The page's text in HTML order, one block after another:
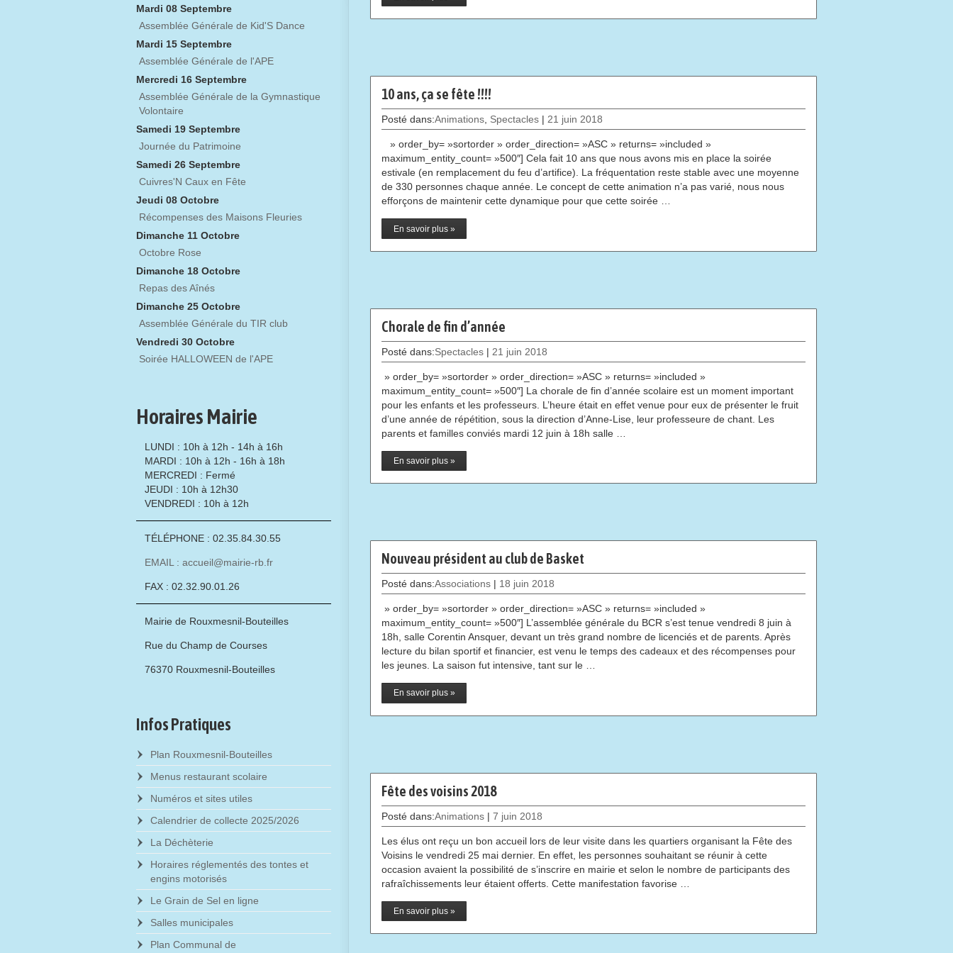
10 ans, ça se fête !!!!
Posté dans:Animations, Spectacles | 21 juin 2018
» order_by= »sortorder » order_direction= »ASC » returns= »included »
maximum_entity_count= »500″] Cela fait 10 ans que nous avons mis en place la soirée
estivale (en remplacement du feu d’artifice). La fréquentation reste stable avec une moyenne
de 330 personnes chaque année. Le concept de cette animation n’a pas varié, nous nous
efforçons de maintenir cette dynamique pour que cette soirée …
En savoir plus »
Chorale de fin d’année
Posté dans:Spectacles | 21 juin 2018
» order_by= »sortorder » order_direction= »ASC » returns= »included »
maximum_entity_count= »500″] La chorale de fin d’année scolaire est un moment important
pour les enfants et les professeurs. L’heure était en effet venue pour eux de présenter le fruit
d’une année de répétition, sous la direction d’Anne-Lise, leur professeure de chant. Les
parents et familles conviés mardi 12 juin à 18h salle …
En savoir plus »
Nouveau président au club de Basket
Posté dans:Associations | 18 juin 2018
» order_by= »sortorder » order_direction= »ASC » returns= »included »
maximum_entity_count= »500″] L’assemblée générale du BCR s’est tenue vendredi 8 juin à
18h, salle Corentin Ansquer, devant un très grand nombre de licenciés et de parents. Après
lecture du bilan sportif et financier, est venu le temps des cadeaux et des récompenses pour
les jeunes. La saison fut intensive, tant sur le …
En savoir plus »
Fête des voisins 2018
Posté dans:Animations | 7 juin 2018
Les élus ont reçu un bon accueil lors de leur visite dans les quartiers organisant la Fête des
Voisins le vendredi 25 mai dernier. En effet, les personnes souhaitant se réunir à cette
occasion avaient la possibilité de s’inscrire en mairie et selon le nombre de participants des
rafraîchissements leur étaient offerts. Cette manifestation favorise …
En savoir plus »
Mardi 08 Septembre
Assemblée Générale de Kid'S Dance
Mardi 15 Septembre
Assemblée Générale de l'APE
Mercredi 16 Septembre
Assemblée Générale de la Gymnastique
Volontaire
Samedi 19 Septembre
Journée du Patrimoine
Samedi 26 Septembre
Cuivres'N Caux en Fête
Jeudi 08 Octobre
Récompenses des Maisons Fleuries
Dimanche 11 Octobre
Octobre Rose
Dimanche 18 Octobre
Repas des Aînés
Dimanche 25 Octobre
Assemblée Générale du TIR club
Vendredi 30 Octobre
Soirée HALLOWEEN de l'APE
Horaires Mairie
LUNDI : 10h à 12h - 14h à 16h
MARDI : 10h à 12h - 16h à 18h
MERCREDI : Fermé
JEUDI : 10h à 12h30
VENDREDI : 10h à 12h
TÉLÉPHONE : 02.35.84.30.55
EMAIL : accueil@mairie-rb.fr
FAX : 02.32.90.01.26
Mairie de Rouxmesnil-Bouteilles
Rue du Champ de Courses
76370 Rouxmesnil-Bouteilles
Infos Pratiques
Plan Rouxmesnil-Bouteilles
Menus restaurant scolaire
Numéros et sites utiles
Calendrier de collecte 2025/2026
La Déchèterie
Horaires réglementés des tontes et
engins motorisés
Le Grain de Sel en ligne
Salles municipales
Plan Communal de